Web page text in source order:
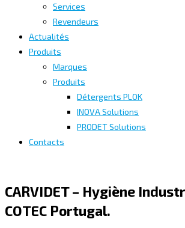
Services
Revendeurs
Actualités
Produits
Marques
Produits
Détergents PLOK
INOVA Solutions
PRODET Solutions
Contacts
CARVIDET – Hygiène
COTEC Portugal.